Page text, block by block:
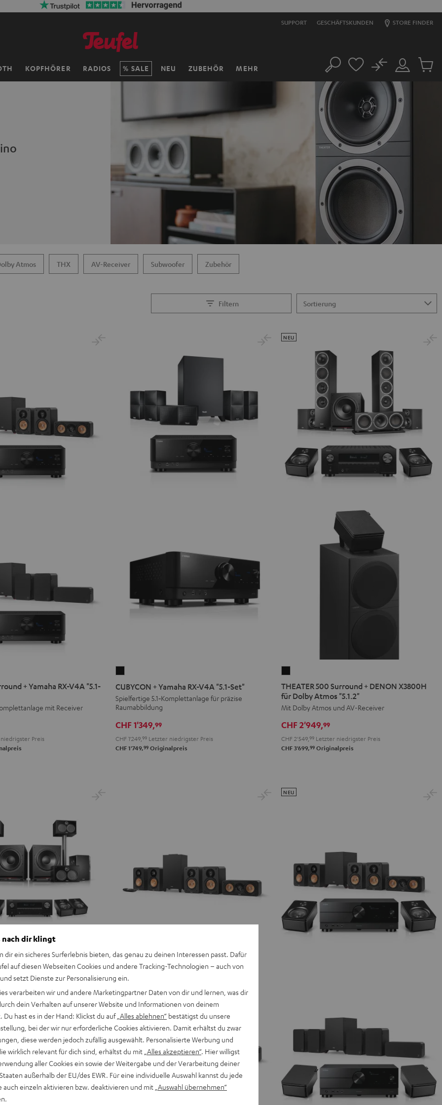
SUPPORT GESCHÄFTSKUNDEN STORE FINDER
KOPFHÖRER RADIOS SALE NEU ZUBEHÖR MEHR Suche
Mein
Konto
No
Artikel
Atmos THX AV-Receiver Subwoofer Zubehör
Filtern
+ Yamaha RX-V4A "5.1-
mit Receiver
Preis
+
Yamaha
RX-
"5.1-
Set"
CUBYCON + Yamaha RX-V4A "5.1-Set"
Spielfertige 5.1‑Komplettanlage für präzise
Raumabbildung
CHF 1'349,99
CHF 1'249, 99 Letzter niedrigster Preis
CHF 1'749,99 Originalpreis
500
Surround
+
X3800H
für
Schwarz
THEATER 500 Surround + DENON X3800H
für Dolby Atmos "5.1.2"
Mit Dolby Atmos und AV-Receiver
NEU
CHF 2'949,99
CHF 2'549, 99 Letzter niedrigster Preis
CHF 3'699,99 Originalpreis
NEU
nach dir klingt
dir ein sicheres Surferlebnis bieten, das genau zu deinen Interessen passt. Dafür
auf diesen Webseiten Cookies und andere Tracking-Technologien – auch von
setzt Dienste zur Personalisierung ein.
verarbeiten wir und andere Marketingpartner Daten von dir und lernen, was dir
dein Verhalten auf unserer Website und Informationen von deinem
Du hast es in der Hand: Klickst du auf „Alles ablehnen“ bestätigst du unsere
bei der wir nur erforderliche Cookies aktivieren. Damit erhältst du zwar
diese werden jedoch zufällig ausgewählt. Personalisierte Werbung und
wirklich relevant für dich sind, erhältst du mit „Alles akzeptieren“. Hier willigst
aller Cookies ein sowie der Weitergabe und der Verarbeitung deiner
außerhalb der EU/des EWR. Für eine individuelle Auswahl kannst du jede
auch einzeln aktivieren bzw. deaktivieren und mit „Auswahl übernehmen“